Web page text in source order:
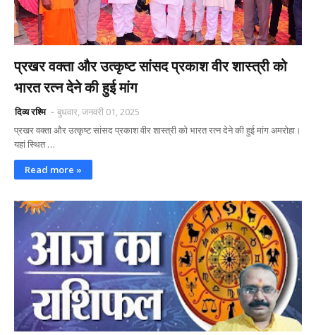
प्रखर वक्ता और उत्कृष्ट सांसद प्रकाश वीर शास्त्री को
भारत रत्न देने की हुई मांग
दिव्य रश्मि
बुधवार, जनवरी 01, 2025
प्रखर वक्ता और उत्कृष्ट सांसद प्रकाश वीर शास्त्री को भारत रत्न देने की हुई मांग अमरोहा।
यहां स्थित …
Read more »